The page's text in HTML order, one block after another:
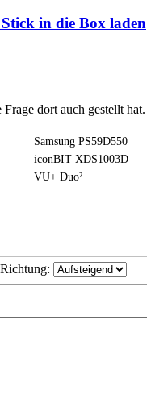
in die Box laden
dort auch gestellt hat.
Samsung PS59D550
iconBIT XDS1003D
VU+ Duo²
Richtung: